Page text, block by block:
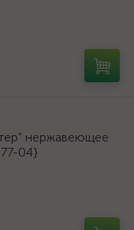
нержавеющее
04}